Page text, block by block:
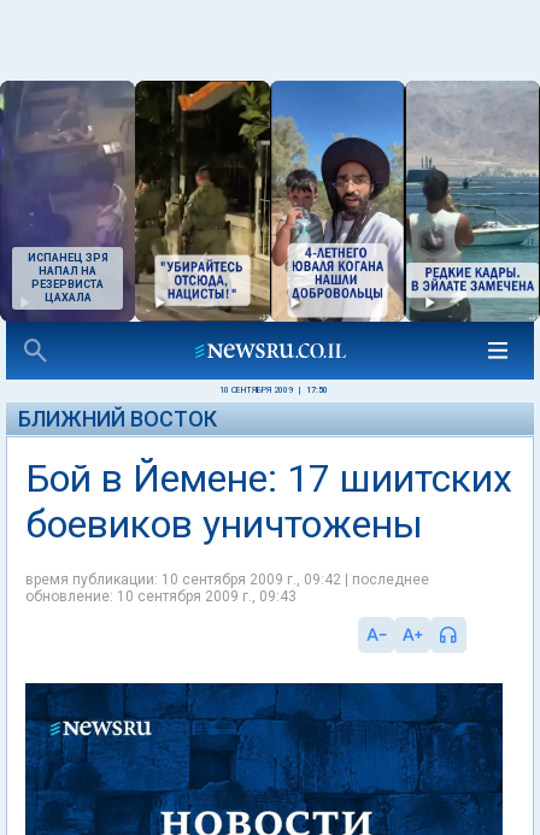
ИСПАНЕЦ ЗРЯ
НАПАЛ НА
РЕЗЕРВИСТА
ЦАХАЛА
10 СЕНТЯБРЯ 2009 17:50
БЛИЖНИЙ ВОСТОК
Бой в Йемене: 17 шиитских
боевиков уничтожены
время публикации: 10 сентября 2009 г., 09:42 | последнее
обновление: 10 сентября 2009 г., 09:43